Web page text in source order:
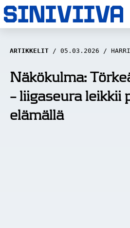
LUUVITONEN
HAASTATTELUT
NÄKÖKULMAT
ANALYYSIT
ARTIKKELIT 05.03.2026
Näkökulma:
– liigaseura leikkii
elämällä